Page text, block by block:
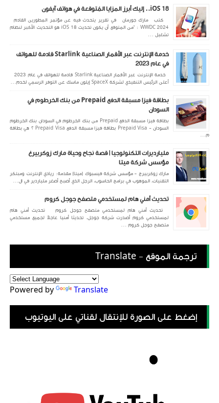
iOS 18.. إليك أبرز المزايا المُتوقعة في هواتف آيفون
كتب مارك جورمان في تقرير يتحدث فيه عن مؤتمر المطورين القادم
WWDC 2024 : “من المتوقع أن يكون تحديث iOS 18 هو التحديث الأكبر لنظام
تشغيل ...
خدمة الإنترنت عبر الأقمار الصناعية Starlink قادمة للهواتف
في عام 2023
خدمة الإنترنت عبر الأقمار الصناعية Starlink قادمة للهواتف في عام 2023
أعلن الرئيس التنفيذي لشركة SpaceX إيلون ماسك عن التوفر الرسمي لخدم...
بطاقة فيزا مسبقة الدفع Prepaid من بنك الخرطوم في
السودان
بطاقة فيزا مسبقة الدفع Prepaid من بنك الخرطوم في السودان بنك الخرطوم
السودان - Prepaid Visa بطاقة فيزا مسبقة الدفع Prepaid Visa ؟ هي بطاقة
م...
مليارديرات التكنولوجيا | قصة نجاح وحياة مارك زوكربيرغ
مؤسس شركة ميتا
مارك زوكربيرج - مؤسس شركة فيسبوك (ميتا) مقدمة: ريادي الإنترنت ومبتكر
التقنيات، الموهوب في برامج الحاسوب، الرجل الذي أصبح أصغر ملياردير في ال...
تحديث أمني هام لمستخدمي متصفح جوجل كروم
تحديث أمني هام لمستخدمي متصفح جوجل كروم تحديث أمني هام
لمستخدمي كروم أصدرت شركة جوجل، تحديثا أمنيا عاجلاً لجميع مستخدمي
متصفح جوجل كروم ...
ترجمة الموقع - Translate
Powered by Translate
إضغط على الصورة للإنتقال لقناتي على اليوتيوب